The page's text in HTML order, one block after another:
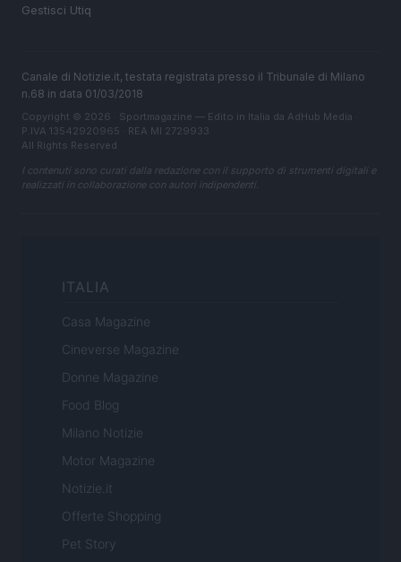
Gestisci Utiq
Canale di Notizie.it, testata registrata presso il Tribunale di Milano
n.68 in data 01/03/2018
Copyright © 2026 · Sportmagazine — Edito in Italia da AdHub Media
P.IVA 13542920965 · REA MI 2729933
All Rights Reserved
I contenuti sono curati dalla redazione con il supporto di strumenti digitali e
realizzati in collaborazione con autori indipendenti.
ITALIA
Casa Magazine
Cineverse Magazine
Donne Magazine
Food Blog
Milano Notizie
Motor Magazine
Notizie.it
Offerte Shopping
Pet Story